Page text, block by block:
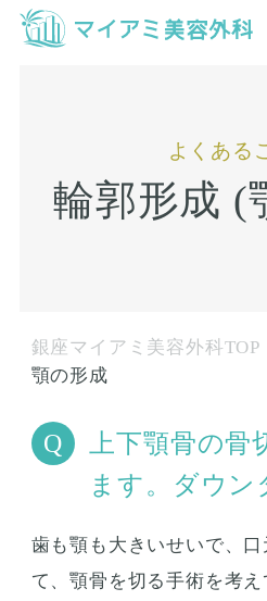
よくある
輪郭形成 (
銀座マイアミ美容外科TOP
顎の形成
上下顎骨の
ます。ダウン
歯も顎も大きいせいで、
て、顎骨を切る手術を考